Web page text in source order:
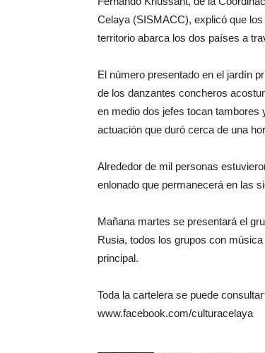
Celaya (SISMACC), explicó que
territorio abarca los dos países a
El número presentado en el jardín
de los danzantes concheros
en medio dos jefes tocan tambores
actuación que duró cerca de una
Alrededor de mil personas
enlonado que permanecerá en las
Mañana martes se presentará el
Rusia, todos los grupos con
principal.
Toda la cartelera se puede
www.facebook.com/culturacelaya